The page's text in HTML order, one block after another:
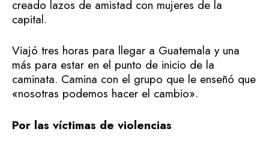
creado lazos de amistad con mujeres de la
capital.
Viajó tres horas para llegar a Guatemala y una
más para estar en el punto de inicio de la
caminata. Camina con el grupo que le enseñó que
«nosotras podemos hacer el cambio».
Por las víctimas de violencias